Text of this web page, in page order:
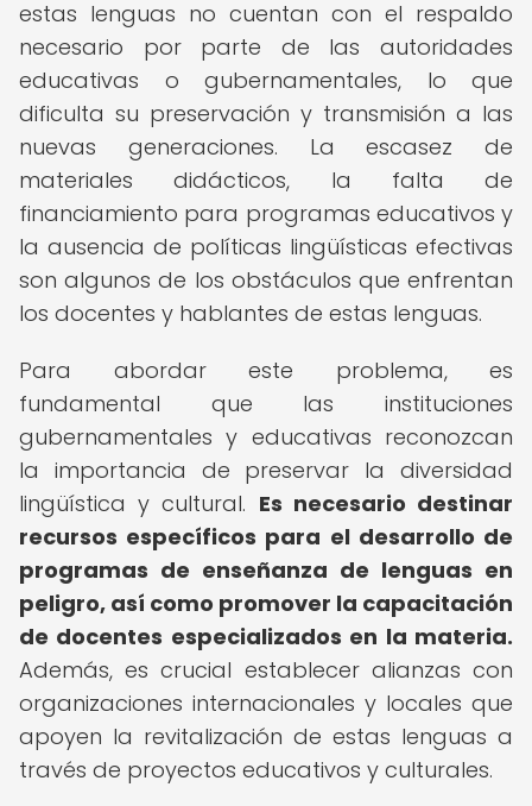
estas lenguas no cuentan con el respaldo
necesario por parte de las autoridades
educativas o gubernamentales, lo que
dificulta su preservación y transmisión a las
nuevas generaciones. La escasez de
materiales didácticos, la falta de
financiamiento para programas educativos y
la ausencia de políticas lingüísticas efectivas
son algunos de los obstáculos que enfrentan
los docentes y hablantes de estas lenguas.
Para abordar este problema, es
fundamental que las instituciones
gubernamentales y educativas reconozcan
la importancia de preservar la diversidad
lingüística y cultural. Es necesario destinar
recursos específicos para el desarrollo de
programas de enseñanza de lenguas en
peligro, así como promover la capacitación
de docentes especializados en la materia.
Además, es crucial establecer alianzas con
organizaciones internacionales y locales que
apoyen la revitalización de estas lenguas a
través de proyectos educativos y culturales.